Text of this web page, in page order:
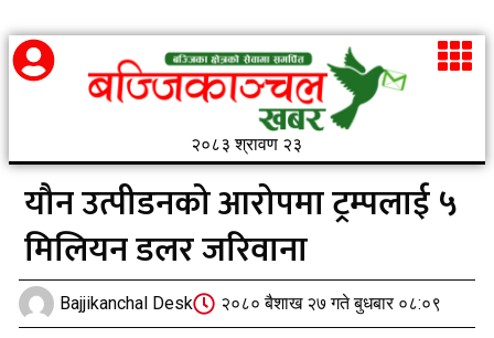
२०८३ श्रावण २३
यौन उत्पीडनको आरोपमा ट्रम्पलाई ५
मिलियन डलर जरिवाना
Bajjikanchal Desk २०८० बैशाख २७ गते बुधबार ०८:०९